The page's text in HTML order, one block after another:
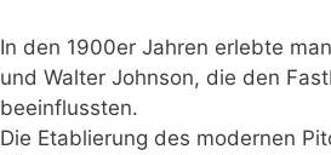
In den 1900er Jahren erlebte
und Walter Johnson, die den
beeinflussten.
Die Etablierung des modernen